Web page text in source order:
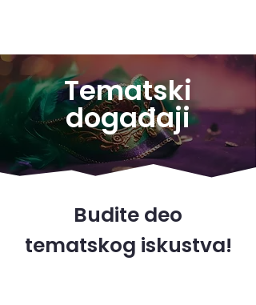
Tematski
događaji
Budite deo
tematskog iskustva!